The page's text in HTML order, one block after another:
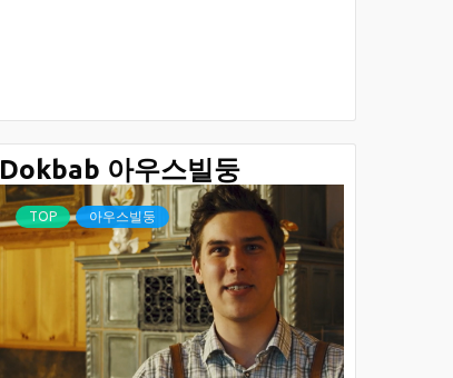
Dokbab 아우스빌둥
TOP 아우스빌둥